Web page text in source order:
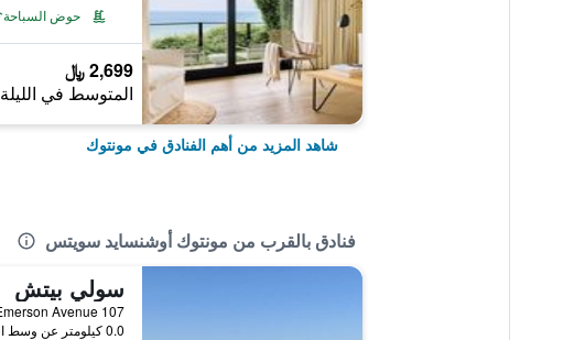
حوض السباحة
2,699 ﷼
المتوسط في الليلة
شاهد المزيد من أهم الفنادق في مونتوك
فنادق بالقرب من مونتوك أوشنسايد سويتس
سولي بيتش
0.0 كيلومتر عن وسط المدينة